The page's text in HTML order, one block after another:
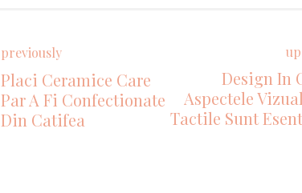
previously
Placi Ceramice Care
Par A Fi Confectionate
Din Catifea
Design In
Aspectele
Tactile Sunt